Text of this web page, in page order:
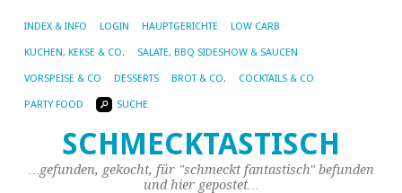
INDEX & INFO LOGIN HAUPTGERICHTE LOW CARB
KUCHEN, KEKSE & CO. SALATE, BBQ SIDESHOW & SAUCEN
VORSPEISE & CO DESSERTS BROT & CO. COCKTAILS & CO
PARTY FOOD SUCHE
SCHMECKTASTISCH
…gefunden, gekocht, für "schmeckt fantastisch" befunden
und hier gepostet…